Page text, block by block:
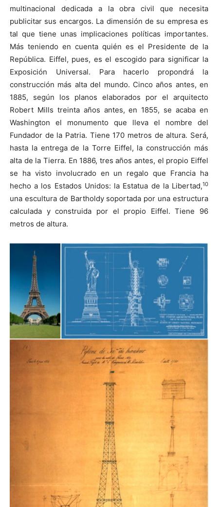
multinacional dedicada a la obra civil que necesita
publicitar sus encargos. La dimensión de su empresa es
tal que tiene unas implicaciones políticas importantes.
Más teniendo en cuenta quién es el Presidente de la
República. Eiffel, pues, es el escogido para significar la
Exposición Universal. Para hacerlo propondrá la
construcción más alta del mundo. Cinco años antes, en
1885, según los planos elaborados por el arquitecto
Robert Mills treinta años antes, en 1855, se acaba en
Washington el monumento que lleva el nombre del
Fundador de la Patria. Tiene 170 metros de altura. Será,
hasta la entrega de la Torre Eiffel, la construcción más
alta de la Tierra. En 1886, tres años antes, el propio Eiffel
se ha visto involucrado en un regalo que Francia ha
hecho a los Estados Unidos: la Estatua de la Libertad,10
una escultura de Bartholdy soportada por una estructura
calculada y construida por el propio Eiffel. Tiene 96
metros de altura.